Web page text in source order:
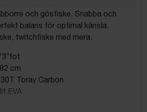
och gösfiske. Snabba och
balans för optimal känsla.
twitchfiske med mera.
cm
Toray Carbon
EVA